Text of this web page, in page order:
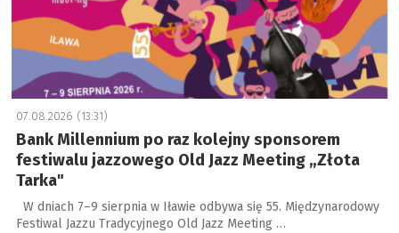
07.08.2026 (13:31)
Bank Millennium po raz kolejny sponsorem
festiwalu jazzowego Old Jazz Meeting „Złota
Tarka"
W dniach 7–9 sierpnia w Iławie odbywa się 55. Międzynarodowy
Festiwal Jazzu Tradycyjnego Old Jazz Meeting …